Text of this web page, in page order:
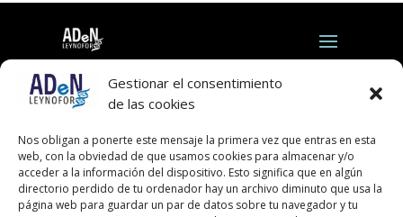
Gestionar el consentimiento
de las cookies
Nos obligan a ponerte este mensaje la primera vez que entras en esta
web, con la obviedad de que usamos cookies para almacenar y/o
acceder a la información del dispositivo. Esto significa que en algún
directorio perdido de tu ordenador hay un archivo diminuto que usa la
página web para guardar un par de datos sobre tu navegador y tu